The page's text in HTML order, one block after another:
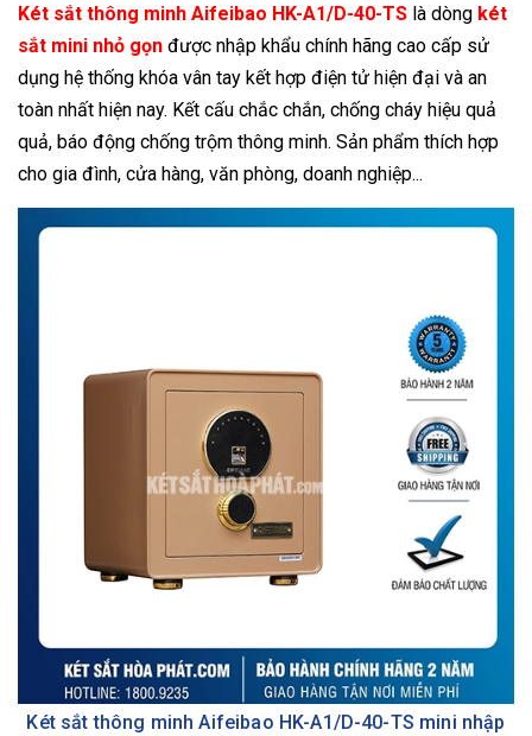
Két sắt thông minh Aifeibao HK-A1/D-40-TS là dòng két
sắt mini nhỏ gọn được nhập khẩu chính hãng cao cấp sử
dụng hệ thống khóa vân tay kết hợp điện tử hiện đại và an
toàn nhất hiện nay. Kết cấu chắc chắn, chống cháy hiệu quả
quả, báo động chống trộm thông minh. Sản phẩm thích hợp
cho gia đình, cửa hàng, văn phòng, doanh nghiệp...
Két sắt thông minh Aifeibao HK-A1/D-40-TS mini nhập